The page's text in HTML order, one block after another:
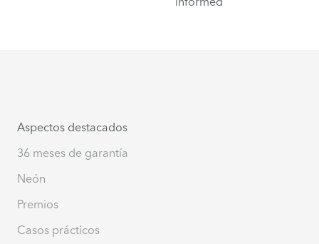
Aspectos destacados
36 meses de garantía
Neón
Premios
Casos prácticos